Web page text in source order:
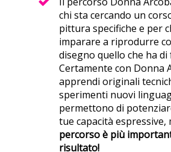
chi sta cercando un
pittura specifiche e per
imparare a riprodurre
disegno quello che ha
Certamente con Donna
apprendi originali
sperimenti nuovi
permettono di
tue capacità espressive,
percorso è più
risultato!